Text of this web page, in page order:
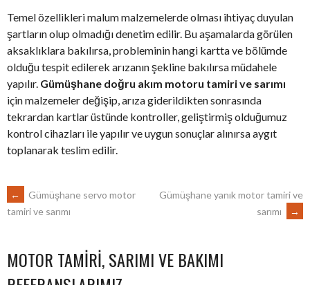
Temel özellikleri malum malzemelerde olması ihtiyaç duyulan
şartların olup olmadığı denetim edilir. Bu aşamalarda görülen
aksaklıklara bakılırsa, probleminin hangi kartta ve bölümde
olduğu tespit edilerek arızanın şekline bakılırsa müdahele
yapılır. Gümüşhane doğru akım motoru tamiri ve sarımı
için malzemeler değişip, arıza giderildikten sonrasında
tekrardan kartlar üstünde kontroller, geliştirmiş olduğumuz
kontrol cihazları ile yapılır ve uygun sonuçlar alınırsa aygıt
toplanarak teslim edilir.
POST
NAVIGATION
←
Gümüşhane servo motor
tamiri ve sarımı
Gümüşhane yanık motor tamiri ve
sarımı
→
MOTOR TAMIRI, SARIMI VE BAKIMI